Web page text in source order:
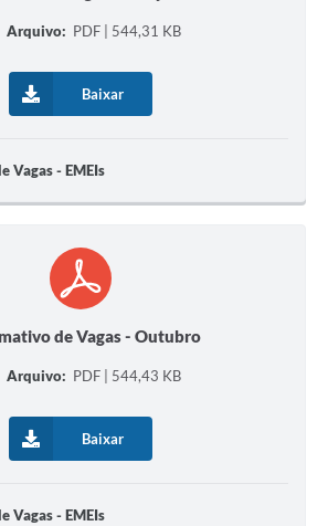
Arquivo: PDF | 544,31 KB
Baixar
Vagas - EMEIs
de Vagas - Outubro
Arquivo: PDF | 544,43 KB
Baixar
Vagas - EMEIs